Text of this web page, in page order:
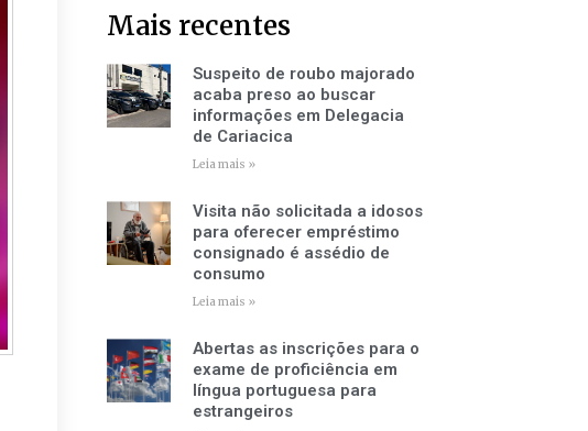
Mais recentes
Suspeito de roubo majorado
acaba preso ao buscar
informações em Delegacia
de Cariacica
Leia mais »
Visita não solicitada a idosos
para oferecer empréstimo
consignado é assédio de
consumo
Leia mais »
Abertas as inscrições para o
exame de proficiência em
língua portuguesa para
estrangeiros